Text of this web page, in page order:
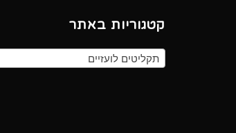
קטגוריות באתר
תקליטים לועזיים